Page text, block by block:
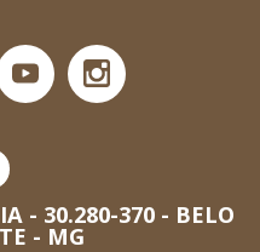
- 30.280-370 - BELO
- MG